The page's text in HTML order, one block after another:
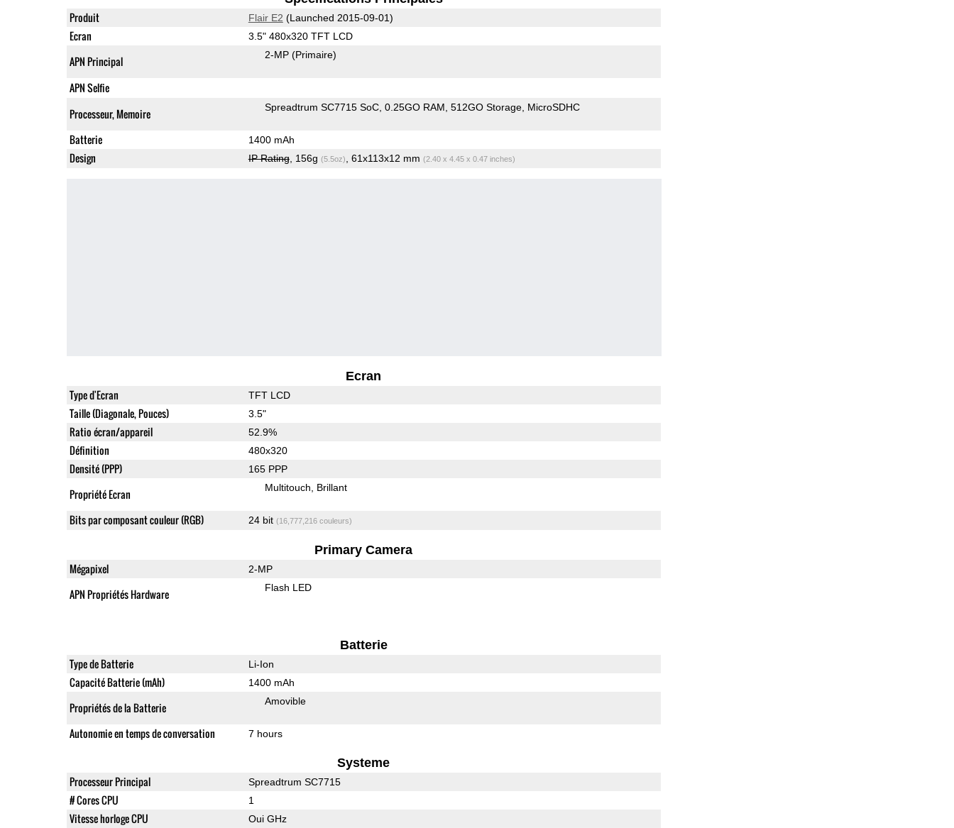
Produit Flair E2 (Launched 2015-09-01)
Ecran 3.5" 480x320 TFT LCD
APN Principal 2-MP (Primaire)
APN Selfie
Processeur, Memoire
Spreadtrum SC7715 SoC 0.25GO RAM 512GO Storage MicroSDHC
Batterie 1400 mAh
Design IP Rating, 156g (5.5oz) , 61x113x12 mm (2.40 x 4.45 x 0.47 inches)
Ecran
Type d'Ecran TFT LCD
Taille (Diagonale, Pouces) 3.5"
Ratio écran/appareil 52.9%
Définition 480x320
Densité (PPP) 165 PPP
Propriété Ecran Multitouch Brillant
Bits par composant couleur (RGB) 24 bit (16,777,216 couleurs)
Primary Camera
Mégapixel 2-MP
APN Propriétés Hardware Flash LED
Batterie
Type de Batterie Li-Ion
Capacité Batterie (mAh) 1400 mAh
Propriétés de la Batterie Amovible
Autonomie en temps de conversation 7 hours
Systeme
Processeur Principal Spreadtrum SC7715
# Cores CPU 1
Vitesse horloge CPU Oui GHz